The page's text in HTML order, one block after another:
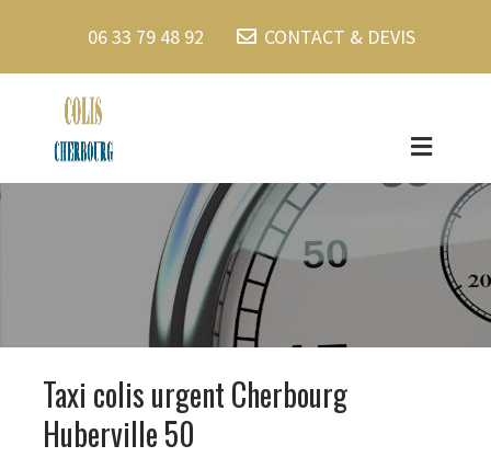
06 33 79 48 92 CONTACT & DEVIS
Taxi colis urgent Cherbourg
Huberville 50